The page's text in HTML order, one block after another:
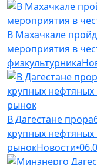
В Махачкале
мероприятия в
физкультурника
В Дагестане
крупных
рынокНовости•